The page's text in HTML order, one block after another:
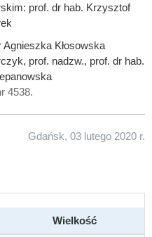
prof. dr hab. Krzysztof
Kłosowska
prof. nadzw., prof. dr hab.
4538.
Gdańsk, 03 lutego 2020 r.
Wielkość